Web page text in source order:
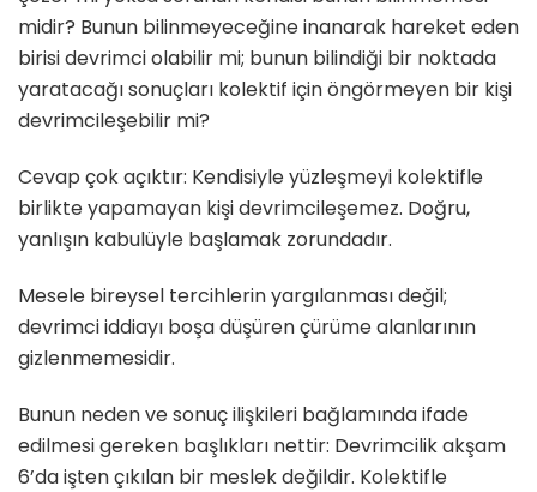
midir? Bunun bilinmeyeceğine inanarak hareket eden
birisi devrimci olabilir mi; bunun bilindiği bir noktada
yaratacağı sonuçları kolektif için öngörmeyen bir kişi
devrimcileşebilir mi?
Cevap çok açıktır: Kendisiyle yüzleşmeyi kolektifle
birlikte yapamayan kişi devrimcileşemez. Doğru,
yanlışın kabulüyle başlamak zorundadır.
Mesele bireysel tercihlerin yargılanması değil;
devrimci iddiayı boşa düşüren çürüme alanlarının
gizlenmemesidir.
Bunun neden ve sonuç ilişkileri bağlamında ifade
edilmesi gereken başlıkları nettir: Devrimcilik akşam
6’da işten çıkılan bir meslek değildir. Kolektifle